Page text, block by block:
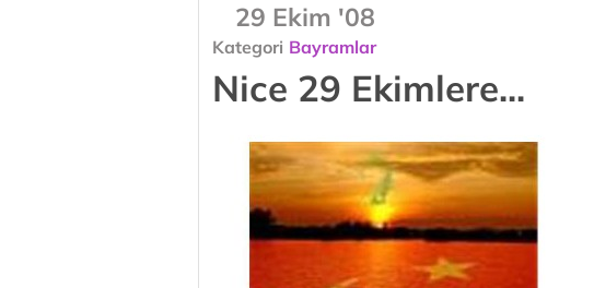
29 Ekim '08
Kategori Bayramlar
Nice 29 Ekimlere...